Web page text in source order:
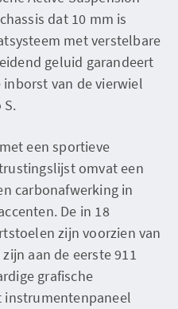
dat 10 mm is
met verstelbare
geluid garandeert
van de vierwiel
S.
een sportieve
omvat een
carbonafwerking in
De in 18
zijn voorzien van
aan de eerste 911
grafische
instrumentenpaneel